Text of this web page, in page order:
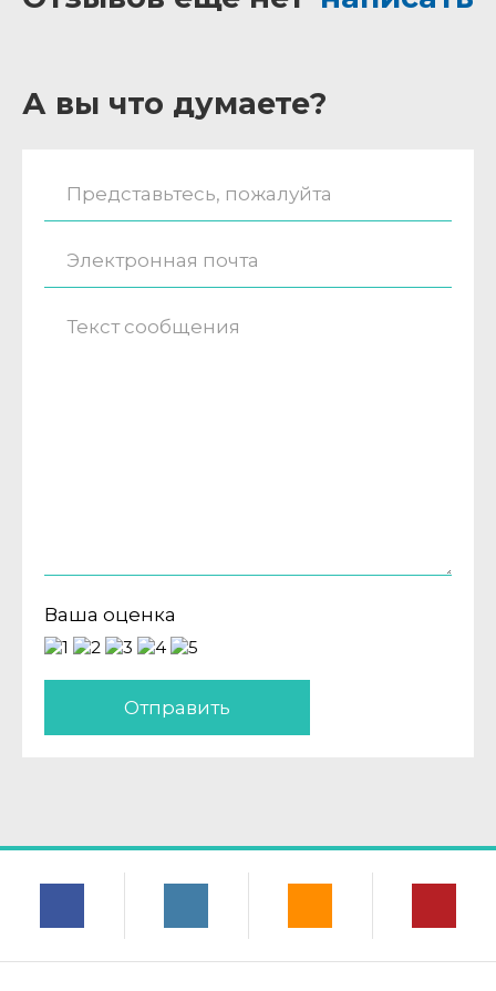
А вы что думаете?
Ваша оценка
Отправить